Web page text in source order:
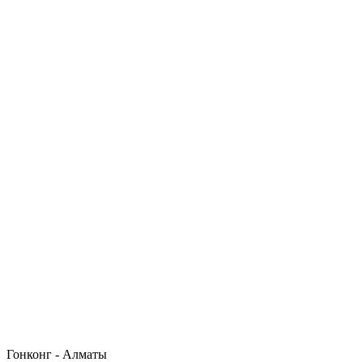
Гонконг - Алматы